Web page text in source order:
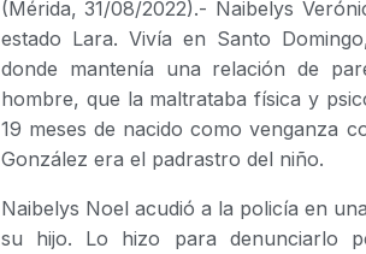
(Mérida, 31/08/2022).- Naibelys
estado Lara. Vivía en Santo
donde mantenía una relación de
hombre, que la maltrataba física y
19 meses de nacido como venganza
González era el padrastro del niño.
Naibelys Noel acudió a la policía en
su hijo. Lo hizo para denunciarlo